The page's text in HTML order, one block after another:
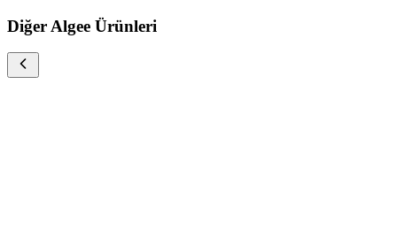
Diğer Algee Ürünleri